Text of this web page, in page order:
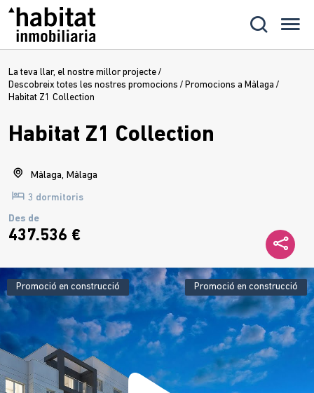
La teva llar, el nostre millor projecte /
Descobreix totes les nostres promocions / Promocions a Màlaga /
Habitat Z1 Collection
Habitat Z1 Collection
Màlaga, Màlaga
3 dormitoris
Des de
437.536 €
Promoció en construcció Promoció en construcció